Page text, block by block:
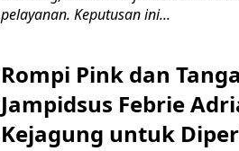
pelayanan. Keputusan ini...
Rompi Pink dan
Jampidsus Febrie
Kejagung untuk